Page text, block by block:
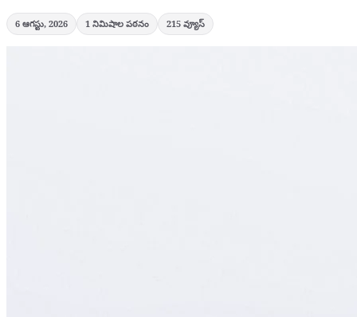
6 ఆగస్టు, 2026 1 నిమిషాల పఠనం 215 వ్యూస్